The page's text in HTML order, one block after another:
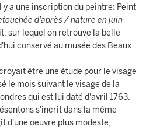
y a une inscription du peintre: Peint
d'après / nature en juin
sur lequel on retrouve la belle
conservé au musée des Beaux
être une étude pour le visage
le mois suivant le visage de la
qui est lui daté d'avril 1763.
s'incrit dans la même
d'une oeuvre plus modeste,